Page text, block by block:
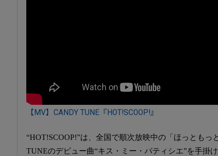
【MV】CANDY TUNE『HOT!SCOOP!』
“HOT!SCOOP!”は、全国で順次放映中の「ほっとも
TUNEのデビュー曲“キス・ミー・パティシエ”を手掛